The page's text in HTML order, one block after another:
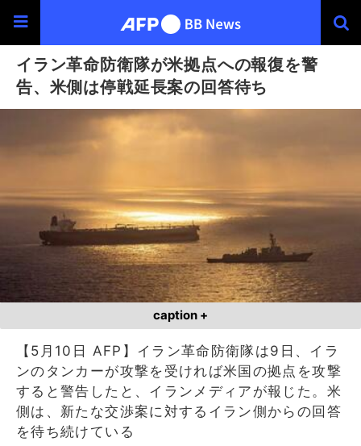
イラン革命防衛隊が米拠点への報復を警
告、米側は停戦延長案の回答待ち
caption +
【5月10日 AFP】イラン革命防衛隊は9日、イラ
ンのタンカーが攻撃を受ければ米国の拠点を攻撃
すると警告したと、イランメディアが報じた。米
側は、新たな交渉案に対するイラン側からの回答
を待ち続けている